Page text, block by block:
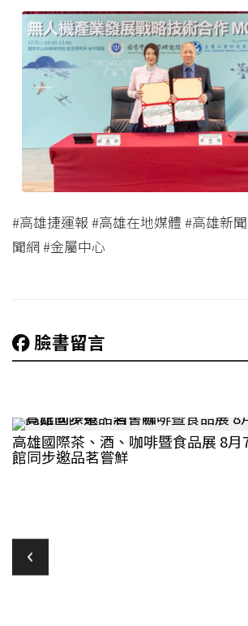
#高雄捷運報 #高雄在地媒體 #高雄新
聞網 #金屬中心
臉書留言
高雄國際茶、酒、咖啡暨食品展 8
館同步邀品茗嘗鮮